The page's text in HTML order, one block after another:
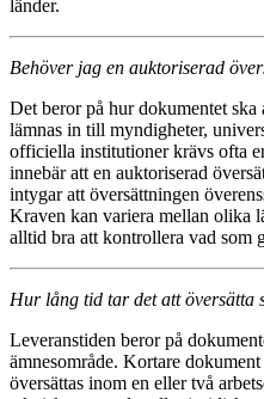
länder.
Behöver jag en auktoriserad
Det beror på hur dokumentet ska
lämnas in till myndigheter,
officiella institutioner krävs ofta
innebär att en auktoriserad
intygar att översättningen
Kraven kan variera mellan olika
alltid bra att kontrollera vad som
Hur lång tid tar det att översätta
Leveranstiden beror på
ämnesområde. Kortare
översättas inom en eller två